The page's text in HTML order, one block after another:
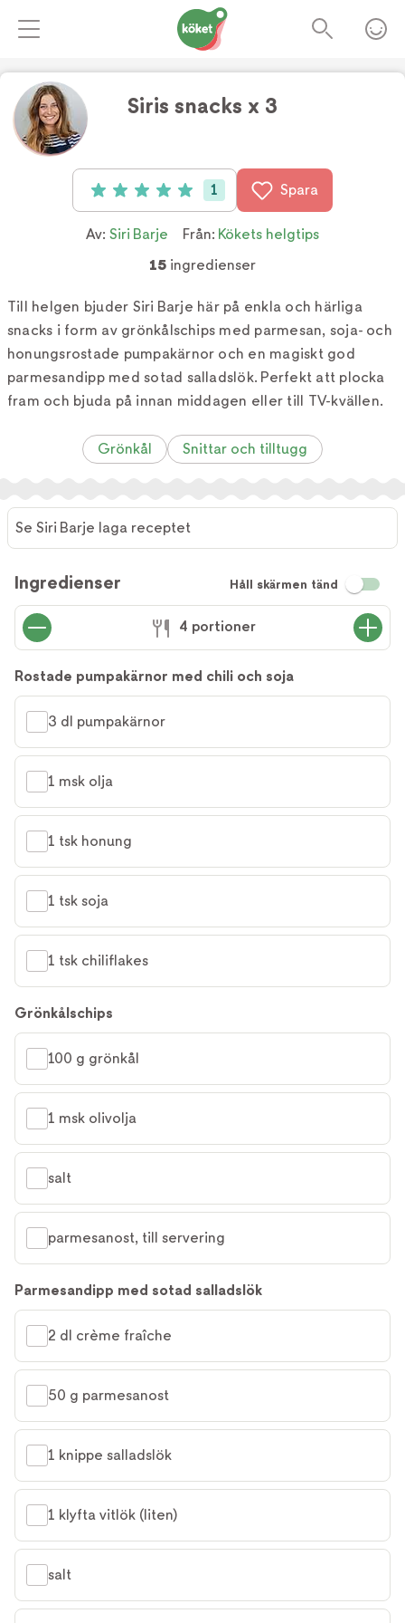
Siris snacks x 3
Betyg: 5 av 5 (1 röster)
1 Spara
Av: Siri Barje Från: Kökets helgtips
15 ingredienser
Till helgen bjuder Siri Barje här på enkla och härliga
snacks i form av grönkålschips med parmesan, soja- och
honungsrostade pumpakärnor och en magiskt god
parmesandipp med sotad salladslök. Perfekt att plocka
fram och bjuda på innan middagen eller till TV-kvällen.
Grönkål Snittar och tilltugg
Barje
laga
receptet
Se Siri Barje laga receptet
Ingredienser Håll skärmen tänd
4 portioner
Rostade pumpakärnor med chili och soja
3 dl pumpakärnor
1 msk olja
1 tsk honung
1 tsk soja
1 tsk chiliflakes
Grönkålschips
100 g grönkål
1 msk olivolja
salt
parmesanost, till servering
Parmesandipp med sotad salladslök
2 dl crème fraîche
50 g parmesanost
1 knippe salladslök
1 klyfta vitlök (liten)
salt